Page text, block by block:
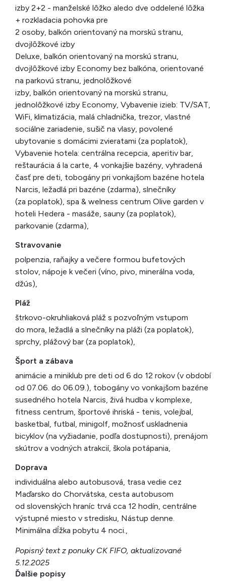
izby 2+2 - manželské lôžko aledo dve oddelené lôžka
+ rozkladacia pohovka pre
2 osoby, balkón orientovaný na morskú stranu,
dvojlôžkové izby
Deluxe, balkón orientovaný na morskú stranu,
dvojlôžkové izby Economy bez balkóna, orientované
na parkovú stranu, jednolôžkové
izby, balkón orientovaný na morskú stranu,
jednolôžkové izby Economy, Vybavenie izieb: TV/SAT,
WiFi, klimatizácia, malá chladnička, trezor, vlastné
sociálne zariadenie, sušič na vlasy, povolené
ubytovanie s domácimi zvieratami (za poplatok),
Vybavenie hotela: centrálna recepcia, aperitiv bar,
reštaurácia á la carte, 4 vonkajšie bazény, vyhradená
časť pre deti, tobogány pri vonkajšom bazéne hotela
Narcis, ležadlá pri bazéne (zdarma), slnečníky
(za poplatok), spa & welness centrum Olive garden v
hoteli Hedera - masáže, sauny (za poplatok),
parkovanie (zdarma),
Stravovanie
polpenzia, raňajky a večere formou bufetových
stolov, nápoje k večeri (víno, pivo, minerálna voda,
džús),
Pláž
štrkovo-okruhliaková pláž s pozvoľným vstupom
do mora, ležadlá a slnečníky na pláži (za poplatok),
sprchy, plážový bar (za poplatok),
Šport a zábava
animácie a miniklub pre deti od 6 do 12 rokov (v období
od 07.06. do 06.09.), tobogány vo vonkajšom bazéne
susedného hotela Narcis, živá hudba v komplexe,
fitness centrum, športové ihriská - tenis, volejbal,
basketbal, futbal, minigolf, možnosť uskladnenia
bicyklov (na vyžiadanie, podľa dostupnosti), prenájom
skútrov a vodných atrakcií, škola potápania,
Doprava
individuálna alebo autobusová, trasa vedie cez
Maďarsko do Chorvátska, cesta autobusom
od slovenských hraníc trvá cca 12 hodín, centrálne
výstupné miesto v stredisku, Nástup denne.
Minimálna dĺžka pobytu 4 noci.,
Popisný text z ponuky CK FIFO, aktualizované
5.12.2025
Ďalšie popisy